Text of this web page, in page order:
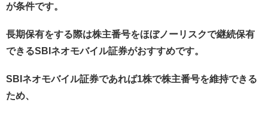
が条件です。
長期保有をする際は株主番号をほぼノーリスクで継続保有
できるSBIネオモバイル証券がおすすめです。
SBIネオモバイル証券であれば1株で株主番号を維持できる
ため、